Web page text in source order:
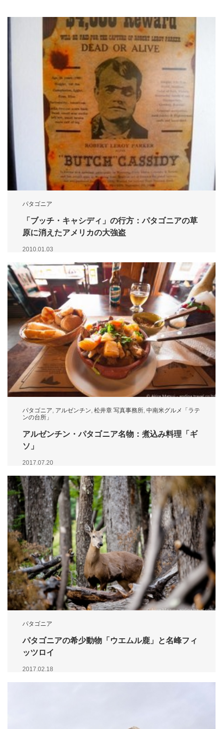
パタゴニア
「ブッチ・キャシディ」の行方：パタゴニアの草
原に消えたアメリカの大強盗
2010.01.03
パタゴニア, アルゼンチン, 松井章 写真事務所, 中南米グルメ「ラテ
ンの台所」
アルゼンチン・パタゴニア名物：煮込み料理「ギ
ソ」
2017.07.20
パタゴニア
パタゴニアの希少動物「ウエムル鹿」と名峰フィ
ッツロイ
2017.02.18